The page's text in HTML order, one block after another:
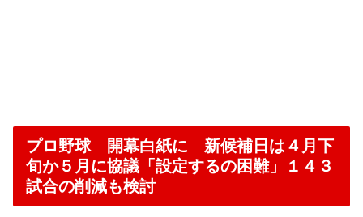
プロ野球 開幕白紙に 新候補日は４月下
旬か５月に協議「設定するの困難」１４３
試合の削減も検討